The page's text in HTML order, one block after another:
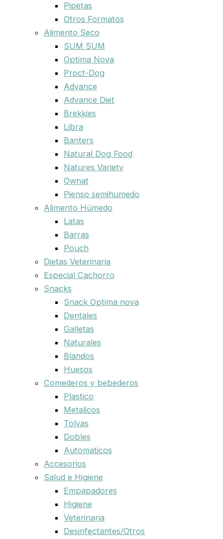
Pipetas
Otros Formatos
Alimento Seco
SUM SUM
Optima Nova
Proct-Dog
Advance
Advance Diet
Brekkies
Libra
Banters
Natural Dog Food
Natures Variety
Ownat
Pienso semihumedo
Alimento Húmedo
Latas
Barras
Pouch
Dietas Veterinaria
Especial Cachorro
Snacks
Snack Optima nova
Dentales
Galletas
Naturales
Blandos
Huesos
Comederos y bebederos
Plastico
Metalicos
Tolvas
Dobles
Automaticos
Accesorios
Salud e Higiene
Empapadores
Higiene
Veterinaria
Desinfectantes/Otros